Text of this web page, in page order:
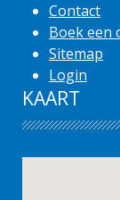
Contact
Boek een
Sitemap
Login
KAART